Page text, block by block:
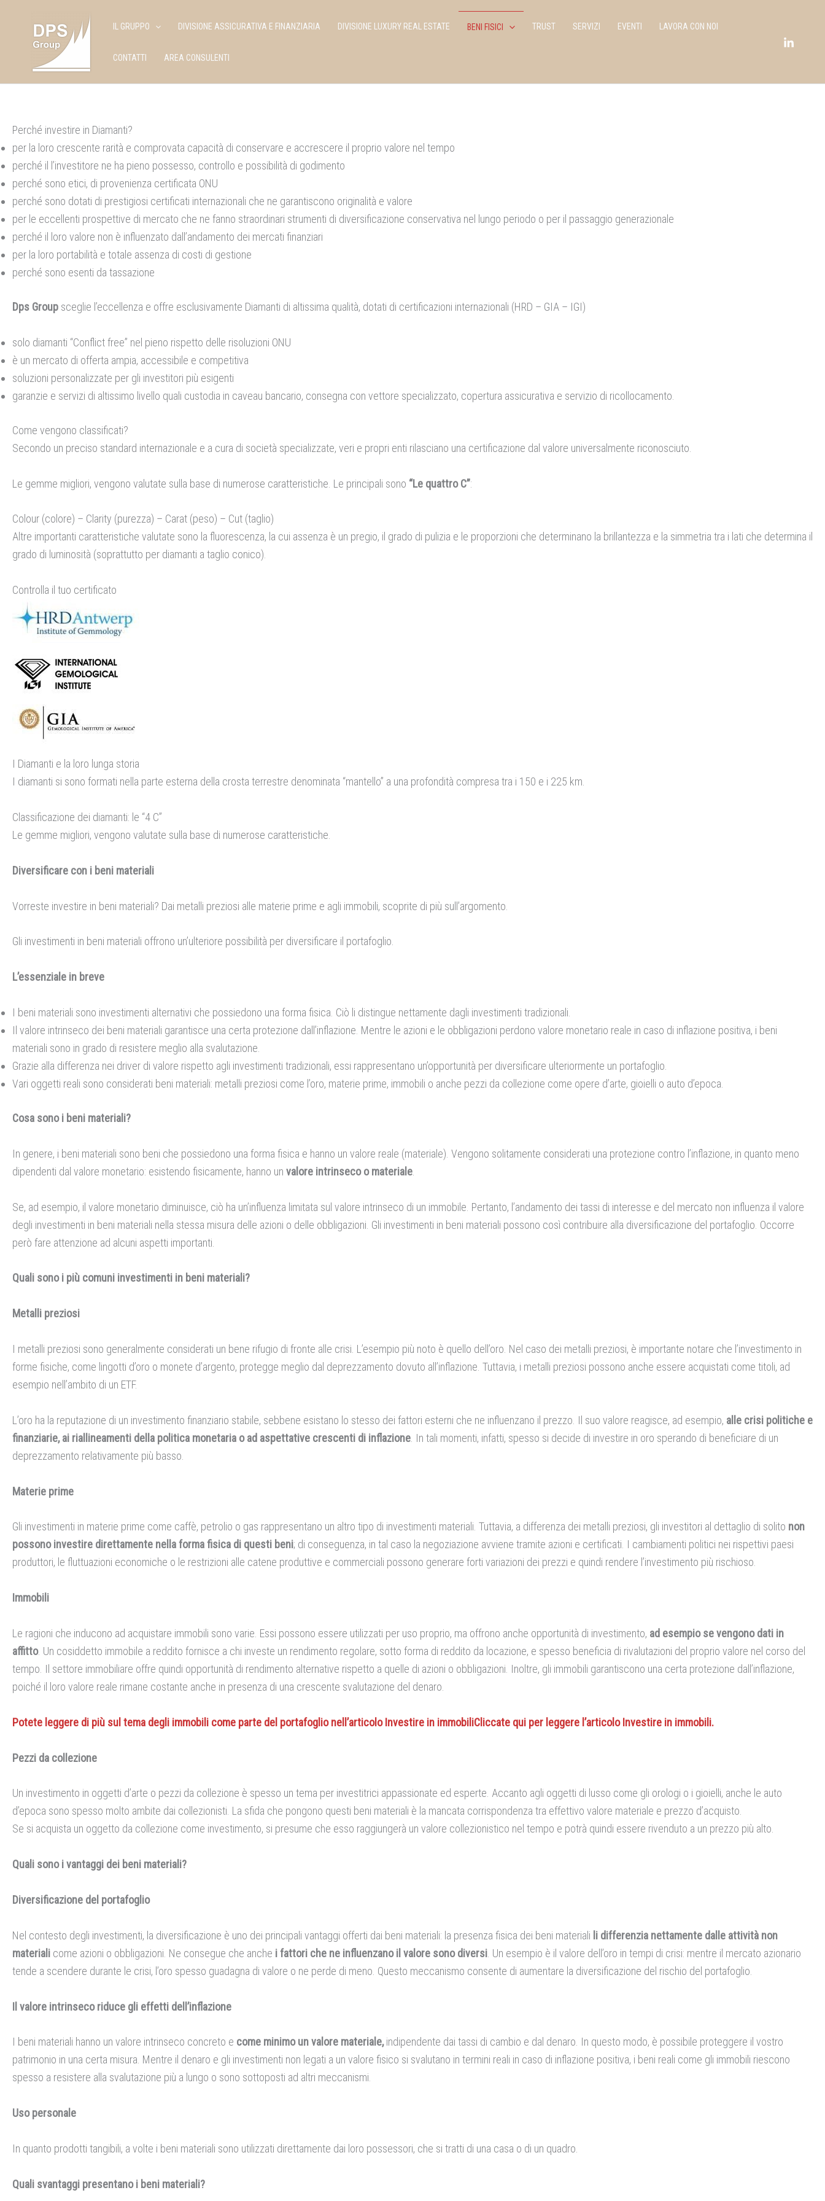
contenuto
IL GRUPPO DIVISIONE ASSICURATIVA E FINANZIARIA DIVISIONE LUXURY REAL ESTATE BENI FISICI TRUST SERVIZI EVENTI LAVORA CON NOI
CONTATTI AREA CONSULENTI
Perché investire in Diamanti?
per la loro crescente rarità e comprovata capacità di conservare e accrescere il proprio valore nel tempo
perché il l’investitore ne ha pieno possesso, controllo e possibilità di godimento
perché sono etici, di provenienza certificata ONU
perché sono dotati di prestigiosi certificati internazionali che ne garantiscono originalità e valore
per le eccellenti prospettive di mercato che ne fanno straordinari strumenti di diversificazione conservativa nel lungo periodo o per il passaggio generazionale
perché il loro valore non è influenzato dall’andamento dei mercati finanziari
per la loro portabilità e totale assenza di costi di gestione
perché sono esenti da tassazione
Dps Group sceglie l’eccellenza e offre esclusivamente Diamanti di altissima qualità, dotati di certificazioni internazionali (HRD – GIA – IGI)
solo diamanti “Conflict free” nel pieno rispetto delle risoluzioni ONU
è un mercato di offerta ampia, accessibile e competitiva
soluzioni personalizzate per gli investitori più esigenti
garanzie e servizi di altissimo livello quali custodia in caveau bancario, consegna con vettore specializzato, copertura assicurativa e servizio di ricollocamento.
Come vengono classificati?
Secondo un preciso standard internazionale e a cura di società specializzate, veri e propri enti rilasciano una certificazione dal valore universalmente riconosciuto.
Le gemme migliori, vengono valutate sulla base di numerose caratteristiche. Le principali sono “Le quattro C”:
Colour (colore) – Clarity (purezza) – Carat (peso) – Cut (taglio)
Altre importanti caratteristiche valutate sono la fluorescenza, la cui assenza è un pregio, il grado di pulizia e le proporzioni che determinano la brillantezza e la simmetria tra i lati che determina il
grado di luminosità (soprattutto per diamanti a taglio conico).
Controlla il tuo certificato
I Diamanti e la loro lunga storia
I diamanti si sono formati nella parte esterna della crosta terrestre denominata “mantello” a una profondità compresa tra i 150 e i 225 km.
Classificazione dei diamanti: le “4 C”
Le gemme migliori, vengono valutate sulla base di numerose caratteristiche.
Diversificare con i beni materiali
Vorreste investire in beni materiali? Dai metalli preziosi alle materie prime e agli immobili, scoprite di più sull’argomento.
Gli investimenti in beni materiali offrono un’ulteriore possibilità per diversificare il portafoglio.
L’essenziale in breve
I beni materiali sono investimenti alternativi che possiedono una forma fisica. Ciò li distingue nettamente dagli investimenti tradizionali.
Il valore intrinseco dei beni materiali garantisce una certa protezione dall’inflazione. Mentre le azioni e le obbligazioni perdono valore monetario reale in caso di inflazione positiva, i beni
materiali sono in grado di resistere meglio alla svalutazione.
Grazie alla differenza nei driver di valore rispetto agli investimenti tradizionali, essi rappresentano un’opportunità per diversificare ulteriormente un portafoglio.
Vari oggetti reali sono considerati beni materiali: metalli preziosi come l’oro, materie prime, immobili o anche pezzi da collezione come opere d’arte, gioielli o auto d’epoca.
Cosa sono i beni materiali?
In genere, i beni materiali sono beni che possiedono una forma fisica e hanno un valore reale (materiale). Vengono solitamente considerati una protezione contro l’inflazione, in quanto meno
dipendenti dal valore monetario: esistendo fisicamente, hanno un valore intrinseco o materiale
Se, ad esempio, il valore monetario diminuisce, ciò ha un’influenza limitata sul valore intrinseco di un immobile. Pertanto, l’andamento dei tassi di interesse e del mercato non influenza il valore
degli investimenti in beni materiali nella stessa misura delle azioni o delle obbligazioni. Gli investimenti in beni materiali possono così contribuire alla diversificazione del portafoglio. Occorre
però fare attenzione ad alcuni aspetti importanti.
Quali sono i più comuni investimenti in beni materiali?
Metalli preziosi
I metalli preziosi sono generalmente considerati un bene rifugio di fronte alle crisi. L’esempio più noto è quello dell’oro. Nel caso dei metalli preziosi, è importante notare che l’investimento in
forme fisiche, come lingotti d’oro o monete d’argento, protegge meglio dal deprezzamento dovuto all’inflazione. Tuttavia, i metalli preziosi possono anche essere acquistati come titoli, ad
esempio nell’ambito di un ETF.
L’oro ha la reputazione di un investimento finanziario stabile, sebbene esistano lo stesso dei fattori esterni che ne influenzano il prezzo. Il suo valore reagisce, ad esempio, alle crisi politiche e
finanziarie, ai riallineamenti della politica monetaria o ad aspettative crescenti di inflazione . In tali momenti, infatti, spesso si decide di investire in oro sperando di beneficiare di un
deprezzamento relativamente più basso.
Materie prime
Gli investimenti in materie prime come caffè, petrolio o gas rappresentano un altro tipo di investimenti materiali. Tuttavia, a differenza dei metalli preziosi, gli investitori al dettaglio di solito non
possono investire direttamente nella forma fisica di questi beni; di conseguenza, in tal caso la negoziazione avviene tramite azioni e certificati. I cambiamenti politici nei rispettivi paesi
produttori, le fluttuazioni economiche o le restrizioni alle catene produttive e commerciali possono generare forti variazioni dei prezzi e quindi rendere l’investimento più rischioso.
Immobili
Le ragioni che inducono ad acquistare immobili sono varie. Essi possono essere utilizzati per uso proprio, ma offrono anche opportunità di investimento, ad esempio se vengono dati in
affitto. Un cosiddetto immobile a reddito fornisce a chi investe un rendimento regolare, sotto forma di reddito da locazione, e spesso beneficia di rivalutazioni del proprio valore nel corso del
tempo. Il settore immobiliare offre quindi opportunità di rendimento alternative rispetto a quelle di azioni o obbligazioni. Inoltre, gli immobili garantiscono una certa protezione dall’inflazione,
poiché il loro valore reale rimane costante anche in presenza di una crescente svalutazione del denaro.
Potete leggere di più sul tema degli immobili come parte del portafoglio nell’articolo Investire in immobiliCliccate qui per leggere l’articolo Investire in immobili.
Pezzi da collezione
Un investimento in oggetti d’arte o pezzi da collezione è spesso un tema per investitrici appassionate ed esperte. Accanto agli oggetti di lusso come gli orologi o i gioielli, anche le auto
d’epoca sono spesso molto ambite dai collezionisti. La sfida che pongono questi beni materiali è la mancata corrispondenza tra effettivo valore materiale e prezzo d’acquisto.
Se si acquista un oggetto da collezione come investimento, si presume che esso raggiungerà un valore collezionistico nel tempo e potrà quindi essere rivenduto a un prezzo più alto.
Quali sono i vantaggi dei beni materiali?
Diversificazione del portafoglio
Nel contesto degli investimenti, la diversificazione è uno dei principali vantaggi offerti dai beni materiali: la presenza fisica dei beni materiali li differenzia nettamente dalle attività non
materiali come azioni o obbligazioni. Ne consegue che anche i fattori che ne influenzano il valore sono diversi . Un esempio è il valore dell’oro in tempi di crisi: mentre il mercato azionario
tende a scendere durante le crisi, l’oro spesso guadagna di valore o ne perde di meno. Questo meccanismo consente di aumentare la diversificazione del rischio del portafoglio.
Il valore intrinseco riduce gli effetti dell’inflazione
I beni materiali hanno un valore intrinseco concreto e come minimo un valore materiale,indipendente dai tassi di cambio e dal denaro. In questo modo, è possibile proteggere il vostro
patrimonio in una certa misura. Mentre il denaro e gli investimenti non legati a un valore fisico si svalutano in termini reali in caso di inflazione positiva, i beni reali come gli immobili riescono
spesso a resistere alla svalutazione più a lungo o sono sottoposti ad altri meccanismi.
Uso personale
In quanto prodotti tangibili, a volte i beni materiali sono utilizzati direttamente dai loro possessori, che si tratti di una casa o di un quadro.
Quali svantaggi presentano i beni materiali?